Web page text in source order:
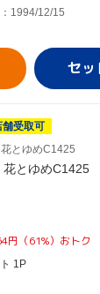
1994/12/15
舗受取可
花とゆめC1425
とゆめC1425
円（61%）おトク
1P